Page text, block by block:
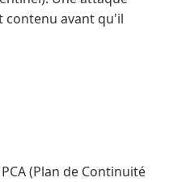
contenu avant qu'il
(Plan de Continuité